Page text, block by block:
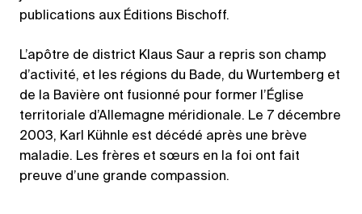
publications aux Éditions Bischoff.
L’apôtre de district Klaus Saur a repris son champ
d’activité, et les régions du Bade, du Wurtemberg et
de la Bavière ont fusionné pour former l’Église
territoriale d’Allemagne méridionale. Le 7 décembre
2003, Karl Kühnle est décédé après une brève
maladie. Les frères et sœurs en la foi ont fait
preuve d’une grande compassion.